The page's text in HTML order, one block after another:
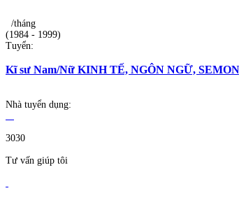
/tháng
(1984 - 1999)
Tuyển:
Kĩ sư Nam/Nữ KINH TẾ, NGÔN NGỮ,
Nhà tuyển dụng:
3030
Tư vấn giúp tôi